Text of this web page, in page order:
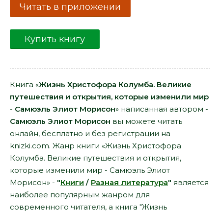
Читать в приложении
Купить книгу
Книга «Жизнь Христофора Колумба. Великие
путешествия и открытия, которые изменили мир
- Самюэль Элиот Морисон» написанная автором -
Самюэль Элиот Морисон вы можете читать
онлайн, бесплатно и без регистрации на
knizki.com. Жанр книги «Жизнь Христофора
Колумба. Великие путешествия и открытия,
которые изменили мир - Самюэль Элиот
Морисон» - "Книги / Разная литература" является
наиболее популярным жанром для
современного читателя, а книга "Жизнь